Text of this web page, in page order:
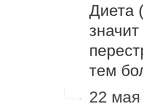
Диета
тем
22 мая